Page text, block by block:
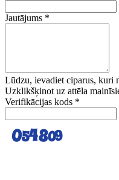
Jautājums *
Lūdzu, ievadiet ciparus, kuri
Uzklikšķinot uz attēla
Verifikācijas kods *